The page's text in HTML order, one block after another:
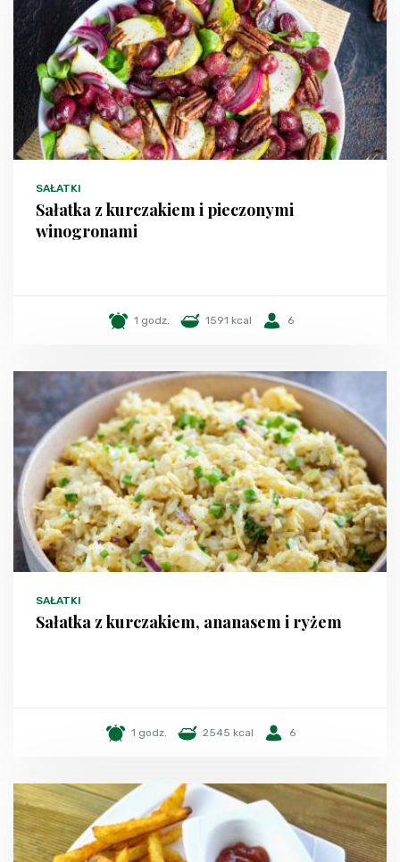
SAŁATKI
Sałatka z kurczakiem i pieczonymi
winogronami
1 godz. 1591 kcal 6
SAŁATKI
Sałatka z kurczakiem, ananasem i ryżem
1 godz. 2545 kcal 6